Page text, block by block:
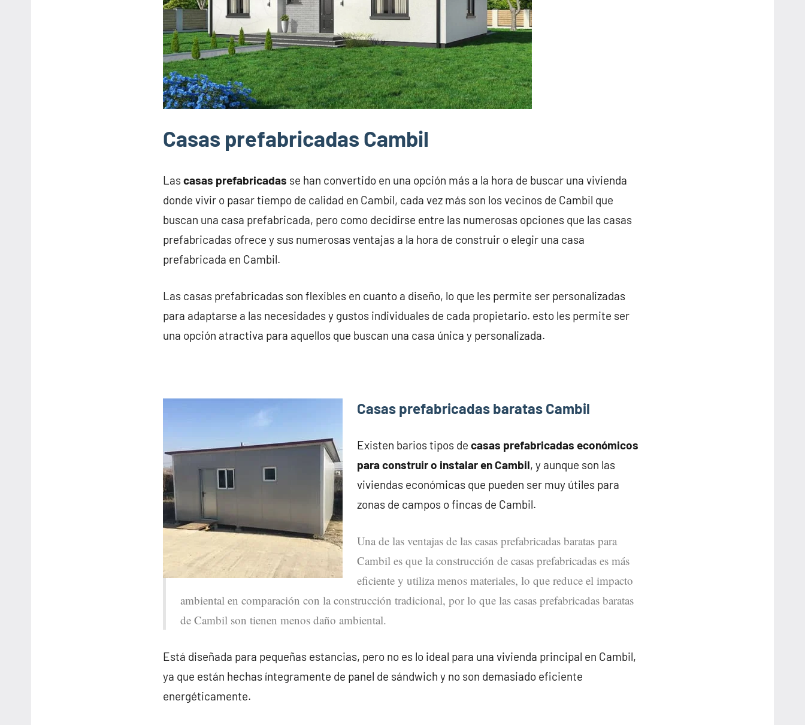
Casas prefabricadas Cambil
Lascasas prefabricadas se han convertido en una opción más a la hora de buscar una vivienda
donde vivir o pasar tiempo de calidad en Cambil, cada vez más son los vecinos de Cambil que
buscan una casa prefabricada, pero como decidirse entre las numerosas opciones que las casas
prefabricadas ofrece y sus numerosas ventajas a la hora de construir o elegir una casa
prefabricada en Cambil.
Las casas prefabricadas son flexibles en cuanto a diseño, lo que les permite ser personalizadas
para adaptarse a las necesidades y gustos individuales de cada propietario. esto les permite ser
una opción atractiva para aquellos que buscan una casa única y personalizada.
Casas prefabricadas baratas Cambil
Existen barios tipos de casas prefabricadas económicos
para construir o instalar en Cambil, y aunque son las
viviendas económicas que pueden ser muy útiles para
zonas de campos o fincas de Cambil.
Una de las ventajas de las casas prefabricadas baratas para
Cambil es que la construcción de casas prefabricadas es más
eficiente y utiliza menos materiales, lo que reduce el impacto
ambiental en comparación con la construcción tradicional, por lo que las casas prefabricadas baratas
de Cambil son tienen menos daño ambiental.
Está diseñada para pequeñas estancias, pero no es lo ideal para una vivienda principal en Cambil,
ya que están hechas íntegramente de panel de sándwich y no son demasiado eficiente
energéticamente.